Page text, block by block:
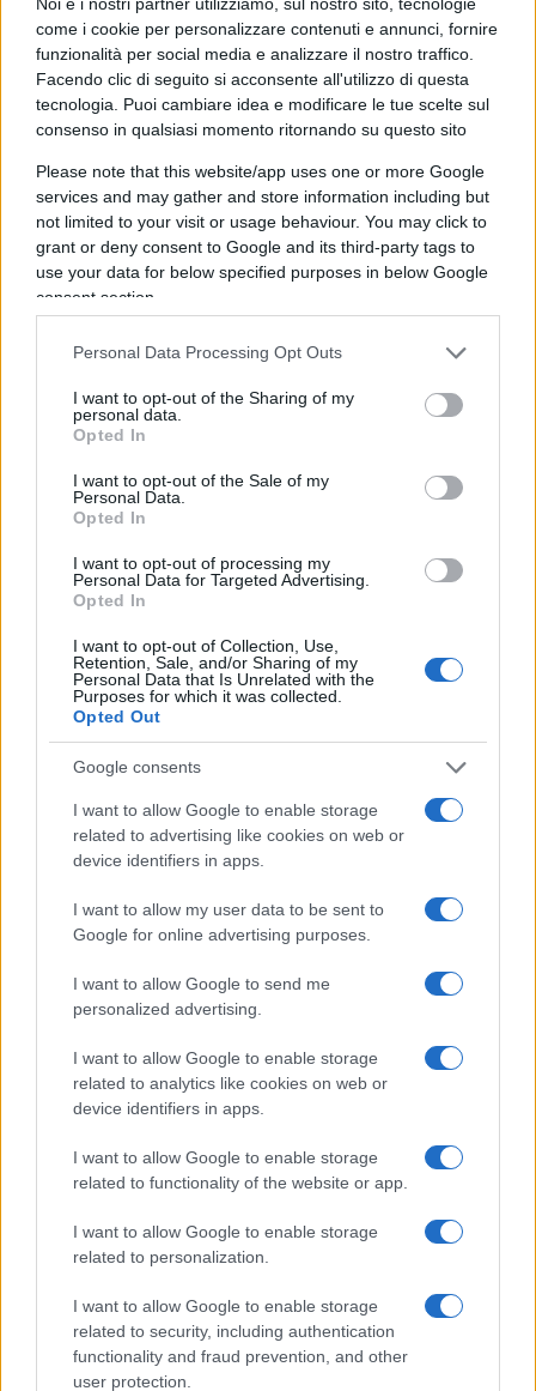
come i cookie per personalizzare contenuti e annunci, fornire
funzionalità per social media e analizzare il nostro traffico.
Facendo clic di seguito si acconsente all'utilizzo di questa
tecnologia. Puoi cambiare idea e modificare le tue scelte sul
consenso in qualsiasi momento ritornando su questo sito
Please note that this website/app uses one or more Google
services and may gather and store information including but
not limited to your visit or usage behaviour. You may click to
grant or deny consent to Google and its third-party tags to
use your data for below specified purposes in below Google
consent section.
Personal Data Processing Opt Outs
I want to opt-out of the Sharing of my
personal data.
Opted In
I want to opt-out of the Sale of my
Personal Data.
Opted In
I want to opt-out of processing my
Personal Data for Targeted Advertising.
Opted In
I want to opt-out of Collection, Use,
Retention, Sale, and/or Sharing of my
Personal Data that Is Unrelated with the
Purposes for which it was collected.
Opted Out
Google consents
I want to allow Google to enable storage
related to advertising like cookies on web or
device identifiers in apps.
I want to allow my user data to be sent to
Google for online advertising purposes.
I want to allow Google to send me
personalized advertising.
I want to allow Google to enable storage
related to analytics like cookies on web or
device identifiers in apps.
I want to allow Google to enable storage
related to functionality of the website or app.
I want to allow Google to enable storage
related to personalization.
I want to allow Google to enable storage
related to security, including authentication
functionality and fraud prevention, and other
user protection.
L’accordo sul Senato sembra ormai cosa fatta. Il
candidato Ignazio La Russa ringrazia Calderoli per
il suo passo indietro: “È un gesto di grande
generosità – dice – come me e forse più di me
politica, rinnovandogli la mia gratitudine e
amicizia”
10.18 Calderoli: “Faccio un passo
La svolta arriva prima dell’inizio del voto sul
Roberto Calderoli, ha scelto di fare un passo
indietro: “C’è l’accordo sul nome di La Russa.
Volentieri faccio un passo indietro per il bene del
paese”
10.00 Fratelli d’Italia ostenta
sicurezza
Quasi tutti i big di Fdi, entrando alla Camera o al
Senato, assicurano: la maggioranza è salda e un
accordo c’è già. Nessuno si sbilancia sui voti.
“Tutto procede bene, state tranquilli, faremo
velocemente”, dice Meloni.
Qui sotto la spiegazione di come funziona
l’elezione dei presidenti.
Il voto al Senato
spesso accade – i numeri della maggioranza sono
agguato. In apertura di seduta la senatrice a vita
Liliana Segreveste i panni di presidente
temporaneo in virtù del fatto che è la più anziana
in Aula (Napolitano, cui sarebbe spettato questo
ruolo, non sarà presente per motivi di salute).